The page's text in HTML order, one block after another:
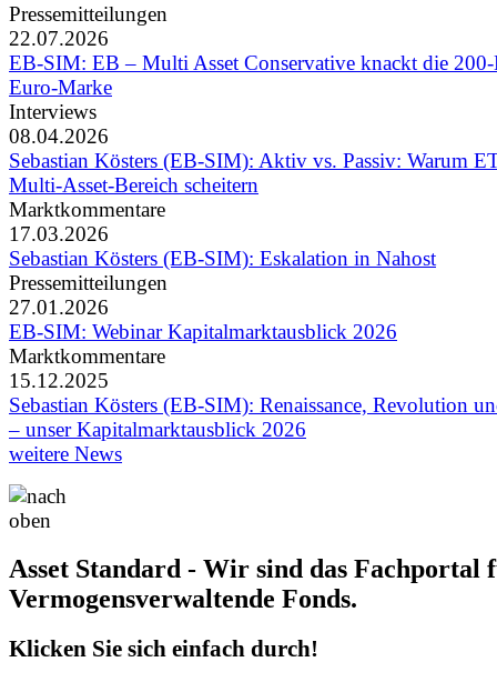
Pressemitteilungen
22.07.2026
EB-SIM: EB – Multi Asset Conservative knackt die
Euro-Marke
Interviews
08.04.2026
Sebastian Kösters (EB-SIM): Aktiv vs. Passiv: Warum
Multi-Asset-Bereich scheitern
Marktkommentare
17.03.2026
Sebastian Kösters (EB-SIM): Eskalation in Nahost
Pressemitteilungen
27.01.2026
EB-SIM: Webinar Kapitalmarktausblick 2026
Marktkommentare
15.12.2025
Sebastian Kösters (EB-SIM): Renaissance, Revolution
– unser Kapitalmarktausblick 2026
weitere News
Asset Standard - Wir sind das Fachportal
Vermogensverwaltende Fonds.
Klicken Sie sich einfach durch!